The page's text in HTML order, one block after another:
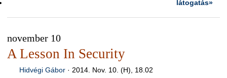
látogatás»
november 10
A Lesson In Security
Hidvégi Gábor· 2014. Nov. 10. (H), 18.02